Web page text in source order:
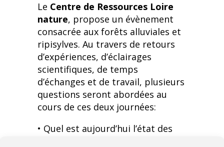
Le Centre de Ressources Loire
nature, propose un évènement
consacrée aux forêts alluviales et
ripisylves. Au travers de retours
d’expériences, d’éclairages
scientifiques, de temps
d’échanges et de travail, plusieurs
questions seront abordées au
cours de ces deux journées:
• Quel est aujourd’hui l’état des